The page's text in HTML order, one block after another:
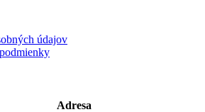
údajov
Adresa